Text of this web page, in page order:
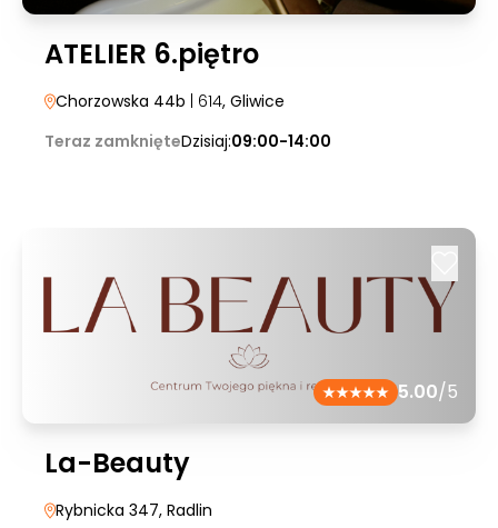
ATELIER 6.piętro
Chorzowska 44b | 614, Gliwice
Teraz zamknięteDzisiaj:09:00-14:00
5.00/5
La-Beauty
Rybnicka 347, Radlin